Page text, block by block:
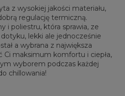
z wysokiej jakości materiału,
regulację termiczną.
i poliestru, która sprawia, ze
lekki ale jednocześnie
a wybrana z największa
Ci maksimum komfortu i ciepła,
wyborem podczas każdej
chillowania!